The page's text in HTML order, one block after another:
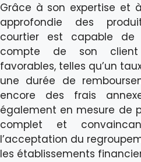
Grâce à son expertise et
approfondie des
courtier est capable de
compte de son client
favorables, telles qu’un
une durée de
encore des frais
également en mesure de
complet et
l’acceptation du
les établissements